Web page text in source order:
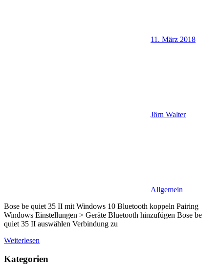
11. März 2018
Jörn Walter
Allgemein
Bose be quiet 35 II mit Windows 10 Bluetooth koppeln Pairing
Windows Einstellungen > Geräte Bluetooth hinzufügen Bose be
quiet 35 II auswählen Verbindung zu
Weiterlesen
Kategorien